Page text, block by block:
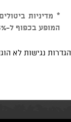
* מדיניות
המופע בכפוף ל-5% דמי ביטול, לאחר מכן אין ביטולים
הגדרות נגישות לא